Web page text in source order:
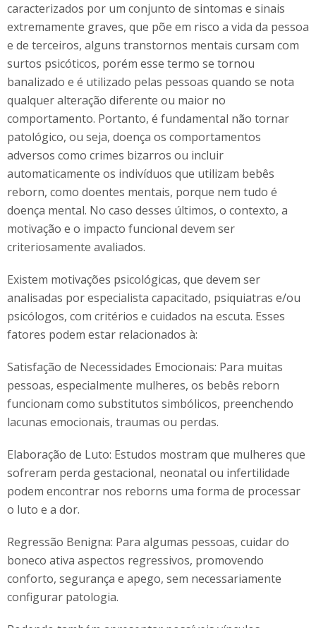
caracterizados por um conjunto de sintomas e sinais
extremamente graves, que põe em risco a vida da pessoa
e de terceiros, alguns transtornos mentais cursam com
surtos psicóticos, porém esse termo se tornou
banalizado e é utilizado pelas pessoas quando se nota
qualquer alteração diferente ou maior no
comportamento. Portanto, é fundamental não tornar
patológico, ou seja, doença os comportamentos
adversos como crimes bizarros ou incluir
automaticamente os indivíduos que utilizam bebês
reborn, como doentes mentais, porque nem tudo é
doença mental. No caso desses últimos, o contexto, a
motivação e o impacto funcional devem ser
criteriosamente avaliados.
Existem motivações psicológicas, que devem ser
analisadas por especialista capacitado, psiquiatras e/ou
psicólogos, com critérios e cuidados na escuta. Esses
fatores podem estar relacionados à:
Satisfação de Necessidades Emocionais: Para muitas
pessoas, especialmente mulheres, os bebês reborn
funcionam como substitutos simbólicos, preenchendo
lacunas emocionais, traumas ou perdas.
Elaboração de Luto: Estudos mostram que mulheres que
sofreram perda gestacional, neonatal ou infertilidade
podem encontrar nos reborns uma forma de processar
o luto e a dor.
Regressão Benigna: Para algumas pessoas, cuidar do
boneco ativa aspectos regressivos, promovendo
conforto, segurança e apego, sem necessariamente
configurar patologia.